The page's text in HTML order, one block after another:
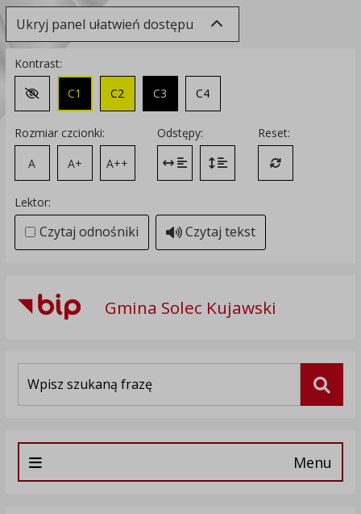
Ukryj panel ułatwień dostępu
Kontrast:
Zmień kontrast na domyślny
C1 C2 C3 C4
Rozmiar czcionki:
A
A+ A++
Odstępy:
Zmień odstęp między literami
Zmień interlinię i margines
Reset:
Przywróć
Lektor:
Czytaj odnośniki Czytaj tekst
Gmina Solec Kujawski
Menu